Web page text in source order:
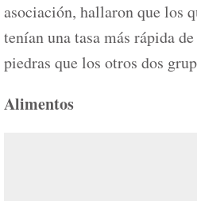
asociación, hallaron que los
tenían una tasa más rápida
piedras que los otros dos
Alimentos